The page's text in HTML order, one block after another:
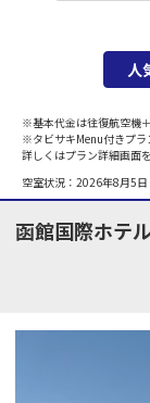
人
※基本代金は往復航空機
※タビサキMenu付きプラ
詳しくはプラン詳細画面
空室状況： 2026年8月5
函館国際ホテル